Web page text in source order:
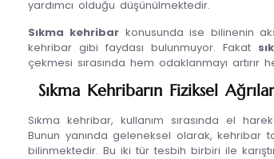
yardımcı olduğu düşünülmektedir.
Sıkma kehribar konusunda ise bilinenin
kehribar gibi faydası bulunmuyor. Fakat
çekmesi sırasında hem odaklanmayı
Sıkma Kehribarın Fiziksel
Sıkma kehribar, kullanım sırasında el
Bunun yanında geleneksel olarak, kehribar
bilinmektedir. Bu iki tür tesbih birbiri ile